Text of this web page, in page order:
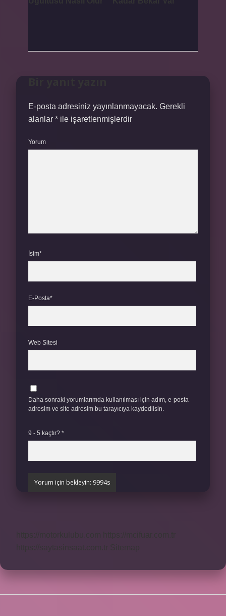
E-posta adresiniz yayınlanmayacak. Gerekli
alanlar * ile işaretlenmişlerdir
Yorum
İsim*
E-Posta*
Web Sitesi
Daha sonraki yorumlarımda kullanılması için adım, e-posta
adresim ve site adresim bu tarayıcıya kaydedilsin.
9 - 5 kaçtır? *